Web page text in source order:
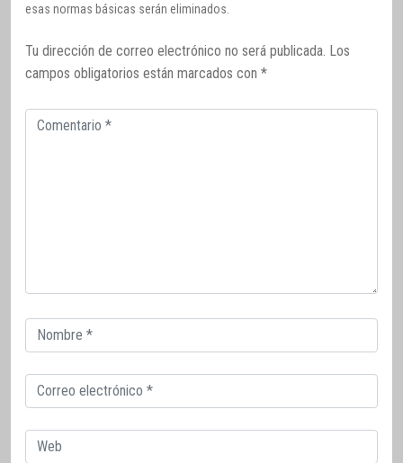
esas normas básicas serán eliminados.
Tu dirección de correo electrónico no será publicada. Los
campos obligatorios están marcados con *
Comentario
Correo
electrónico
Correo
electrónico
Web